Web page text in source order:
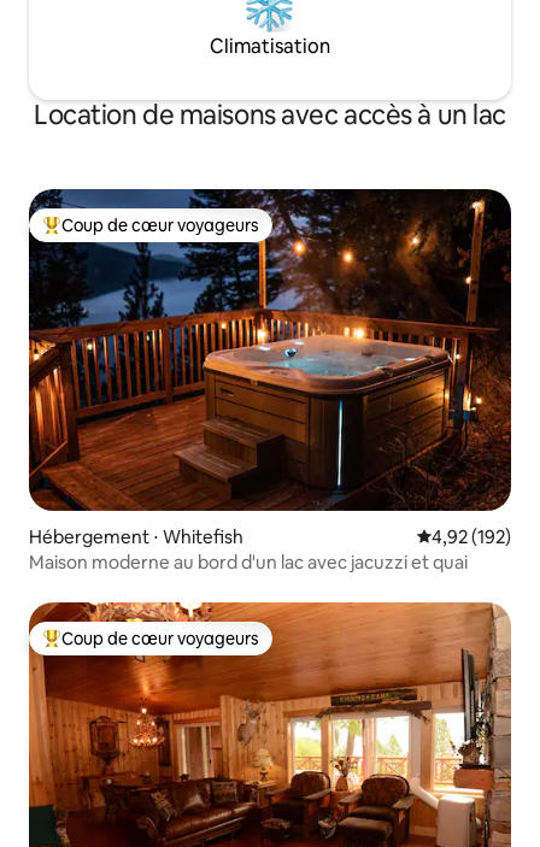
Climatisation
Location de maisons avec accès à un lac
Coups de cœur voyageurs les plus appréciés
Coup de cœur voyageurs
Hébergement ⋅ Whitefish Évaluation
4,92 (192)
Maison moderne au bord d'un lac avec jacuzzi et quai
Coups de cœur voyageurs les plus appréciés
Coup de cœur voyageurs